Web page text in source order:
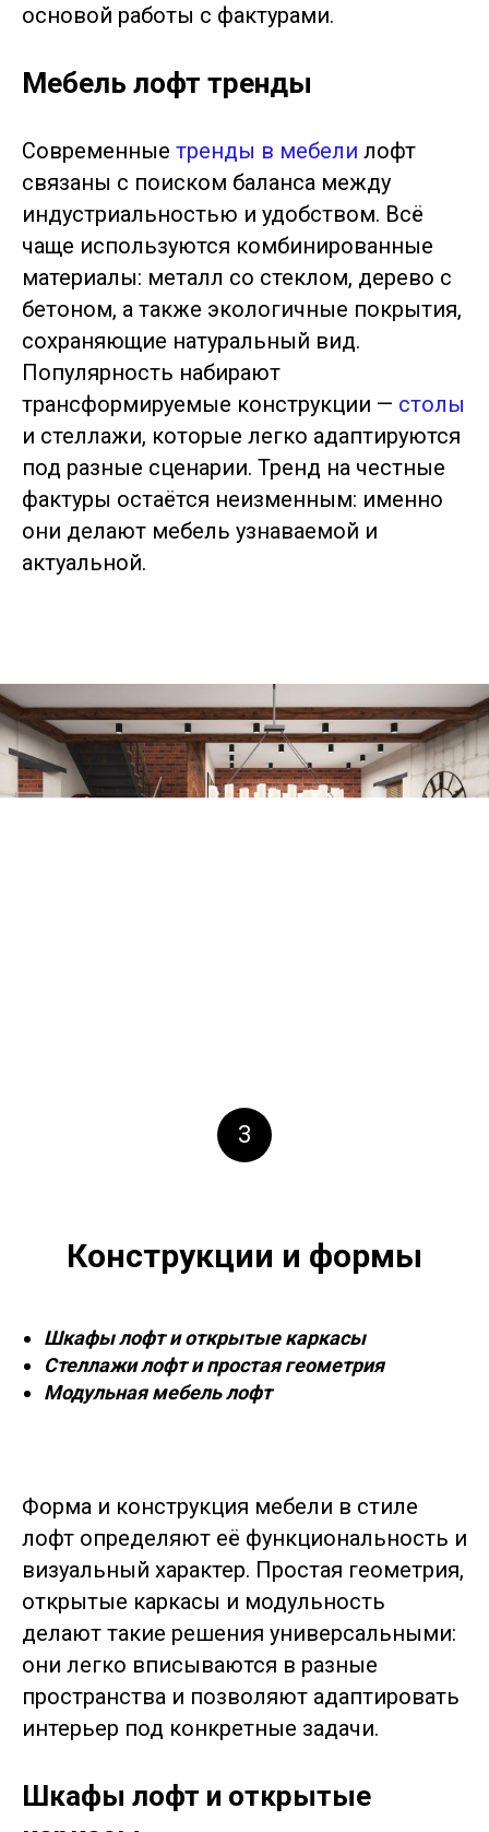
основой работы с фактурами.
Мебель лофт тренды
Современные тренды в мебели лофт
связаны с поиском баланса между
индустриальностью и удобством. Всё
чаще используются комбинированные
материалы: металл со стеклом, дерево с
бетоном, а также экологичные покрытия,
сохраняющие натуральный вид.
Популярность набирают
трансформируемые конструкции — столы
и стеллажи, которые легко адаптируются
под разные сценарии. Тренд на честные
фактуры остаётся неизменным: именно
они делают мебель узнаваемой и
актуальной.
3
Конструкции и формы
Шкафы лофт и открытые каркасы
Стеллажи лофт и простая геометрия
Модульная мебель лофт
Форма и конструкция мебели в стиле
лофт определяют её функциональность и
визуальный характер. Простая геометрия,
открытые каркасы и модульность
делают такие решения универсальными:
они легко вписываются в разные
пространства и позволяют адаптировать
интерьер под конкретные задачи.
Шкафы лофт и открытые